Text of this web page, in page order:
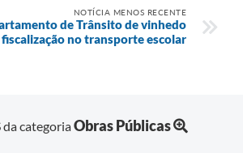
NOTÍCIA MENOS RECENTE
de Trânsito de vinhedo
no transporte escolar
categoriaObras Públicas